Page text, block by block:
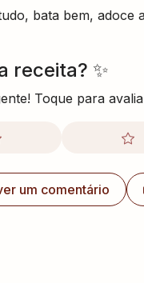
bata bem, adoce
receita? ✨
Toque para
um comentário